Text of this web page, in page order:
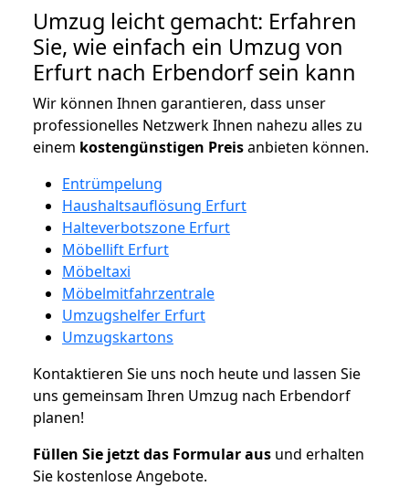
Umzug leicht gemacht: Erfahren
Sie, wie einfach ein Umzug von
Erfurt nach Erbendorf sein kann
Wir können Ihnen garantieren, dass unser
professionelles Netzwerk Ihnen nahezu alles zu
einem kostengünstigen Preisanbieten können.
Entrümpelung
Haushaltsauflösung Erfurt
Halteverbotszone Erfurt
Möbellift Erfurt
Möbeltaxi
Möbelmitfahrzentrale
Umzugshelfer Erfurt
Umzugskartons
Kontaktieren Sie uns noch heute und lassen Sie
uns gemeinsam Ihren Umzug nach Erbendorf
planen!
Füllen Sie jetzt das Formular aus und erhalten
Sie kostenlose Angebote.